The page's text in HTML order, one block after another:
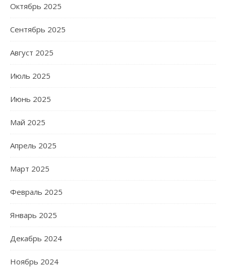
Октябрь 2025
Сентябрь 2025
Август 2025
Июль 2025
Июнь 2025
Май 2025
Апрель 2025
Март 2025
Февраль 2025
Январь 2025
Декабрь 2024
Ноябрь 2024